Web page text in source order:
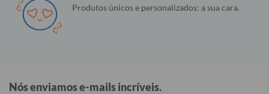
Produtos únicos e personalizados: a sua cara.
Nós enviamos e-mails incríveis.